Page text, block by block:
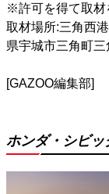
※許可を得て取材
取材場所:三角西
県宇城市三角町三
[GAZOO編集部]
ホンダ・シビッ